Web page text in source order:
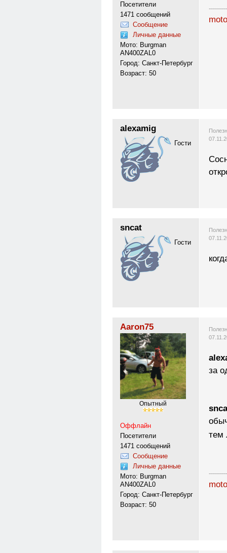
Посетители
1471 сообщений
Сообщение
Личные данные
Мото: Burgman
AN400ZAL0
Город: Санкт-Петербург
Возраст: 50
alexamig
Гости
sncat
Гости
Aaron75
Опытный
Оффлайн
Посетители
1471 сообщений
Сообщение
Личные данные
Мото: Burgman
AN400ZAL0
Город: Санкт-Петербург
Возраст: 50
за
тем